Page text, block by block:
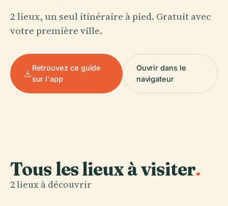
2 lieux, un seul itinéraire à pied. Gratuit avec
votre première ville.
Retrouvez ce guide
sur l'app
Ouvrir dans le
navigateur
Tous les lieux à visiter.
2 lieux à découvrir